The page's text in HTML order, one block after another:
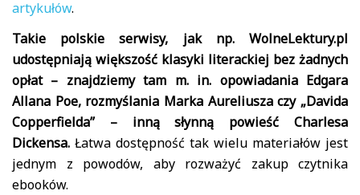
artykułów.
Takie polskie serwisy, jak np. WolneLektury.pl
udostępniają większość klasyki literackiej bez żadnych
opłat – znajdziemy tam m. in. opowiadania Edgara
Allana Poe, rozmyślania Marka Aureliusza czy „Davida
Copperfielda” – inną słynną powieść Charlesa
Dickensa. Łatwa dostępność tak wielu materiałów jest
jednym z powodów, aby rozważyć zakup czytnika
ebooków.